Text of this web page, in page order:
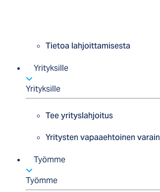
Tietoa lahjoittamisesta
Yrityksille
Yrityksille
Tee yrityslahjoitus
Yritysten vapaaehtoinen
Työmme
Työmme